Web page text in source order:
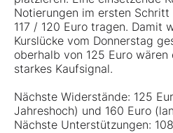
Notierungen im ersten
117 / 120 Euro tragen. Damit
Kurslücke vom Donnerstag
oberhalb von 125 Euro wären
starkes Kaufsignal.
Nächste Widerstände: 125
Jahreshoch) und 160 Euro
Nächste Unterstützungen: